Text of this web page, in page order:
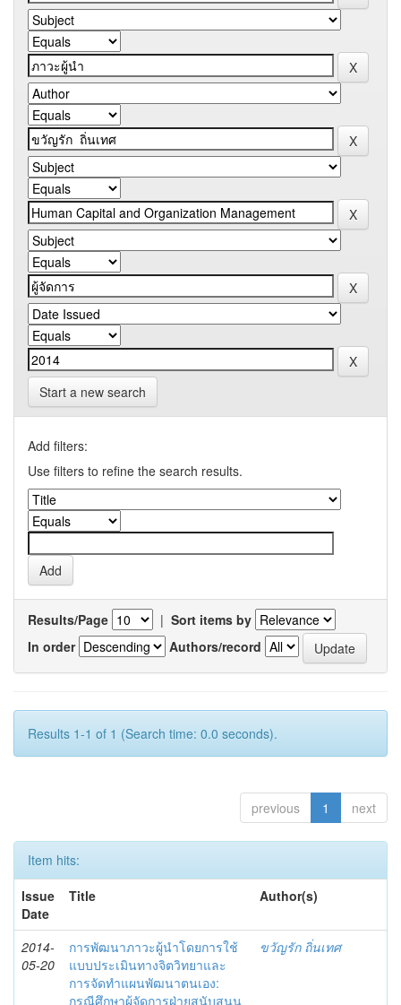
Start a new search
Add filters:
Use filters to refine the search results.
Results/Page | Sort items by
In order
Authors/record
Results 1-1 of 1 (Search time: 0.0 seconds).
previous 1 next
Item hits:
Issue
Date
Title Author(s)
2014-
05-20
การพัฒนาภาวะผู้นำโดยการใช้
แบบประเมินทางจิตวิทยาและ
การจัดทำแผนพัฒนาตนเอง:
กรณีศึกษาผู้จัดการฝ่ายสนับสนุน
ขวัญรัก ถิ่นเทศ